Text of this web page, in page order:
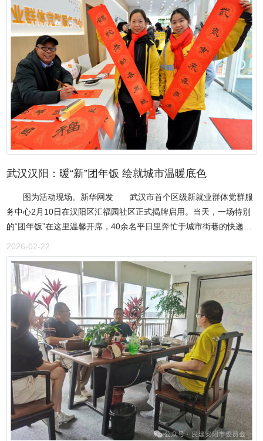
武汉汉阳：暖“新”团年饭 绘就城市温暖底色
图为活动现场。新华网发 武汉市首个区级新就业群体党群服
务中心2月10日在汉阳区汇福园社区正式揭牌启用。当天，一场特别
的“团年饭”在这里温馨开席，40余名平日里奔忙于城市街巷的快递
品暖心家宴、享贴心服务，在专属的新春庆典中感受城市温情。
图为汉阳区新就业群体党群服务中心。新华网发 近年来，汉阳区
以党建为引领，积极探索“组织聚‘新’、服务暖‘新’、治理融‘新’”的新就
业群体服务与管理实践路径。为切实打通服务新就业群体“最后一公
里”，汉阳区建设了区级新就业群体党群服务中心，将其打造成为集服
务、交流、赋能、休闲于一体、24小时开放的新就业群体专属阵
地。 “头往左偏一点，笑一笑。”活动现场，春晓社会工作服务中
心工作人员忙碌地为小哥们拍摄合影，随后将打印好的照片装入定制
相框。“这份礼物太特别了。”“美团跑腿”汉阳街区骑手李文涛接过相
框，反复端详。 图为活动现场。新华网发 “送外卖这么久，
第一次和这么多人一起过节，真像是回家过年一样。”“00后”美团骑手
刘乐明端着刚盛好的藕汤，脸上满是笑容。现场，两条铺着红桌布的
长桌整齐排列，76道融合了居民拿手菜与酒店特色菜的佳肴香气四
2026-02-22